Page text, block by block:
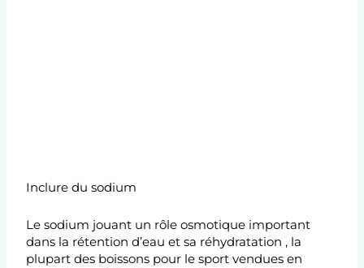
Inclure du sodium
Le sodium jouant un rôle osmotique important
dans la rétention d’eau et sa réhydratation , la
plupart des boissons pour le sport vendues en